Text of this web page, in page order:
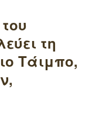
τη
Τάιμπο,